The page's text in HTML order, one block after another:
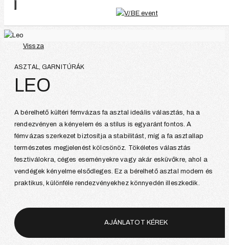
Vissza
ASZTAL, GARNITÚRÁK
LEO
A bérelhető kültéri fémvázas fa asztal ideális választás, ha a
rendezvényen a kényelem és a stílus is egyaránt fontos. A
fémvázas szerkezet biztosítja a stabilitást, míg a fa asztallap
természetes megjelenést kölcsönöz. Tökéletes választás
fesztiválokra, céges eseményekre vagy akár esküvőkre, ahol a
vendégek kényelme elsődleges. Ez a bérelhető asztal modern és
praktikus, különféle rendezvényekhez könnyedén illeszkedik.
AJÁNLATOT KÉREK